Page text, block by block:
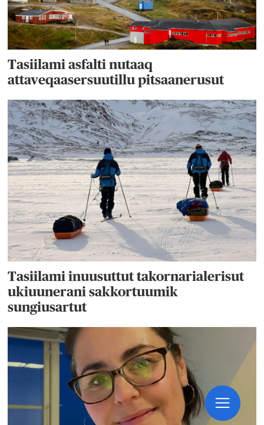
Tasiilami asfalti nutaaq
attaveqaasersuutillu pitsaanerusut
Tasiilami inuusuttut takornarialerisut
ukiuunerani sakkortuumik
sungiusartut